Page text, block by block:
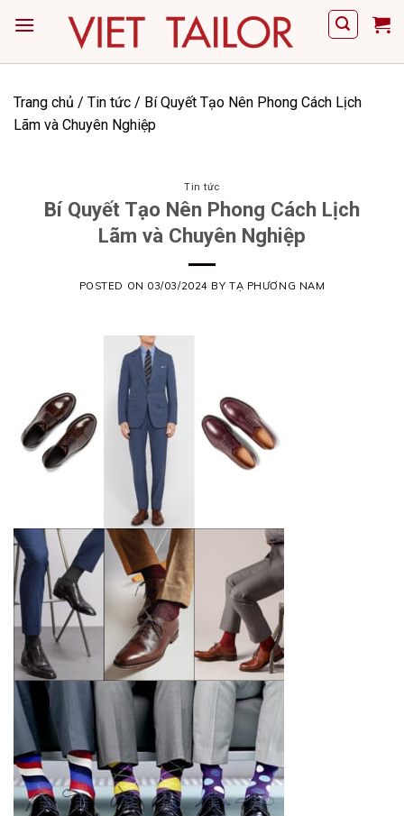
Trang chủ / Tin tức / Bí Quyết Tạo Nên Phong Cách Lịch
Lãm và Chuyên Nghiệp
Tin tức
Bí Quyết Tạo Nên Phong Cách Lịch
Lãm và Chuyên Nghiệp
POSTED ON 03/03/2024 BYTẠ PHƯƠNG NAM